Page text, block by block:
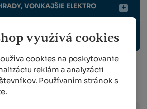
využívá cookies
cookies na poskytovanie
reklám a analyzácii
Používaním stránok s
VONKAJŠIE ELEKTRO